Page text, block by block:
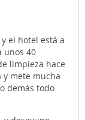
el hotel está a
unos 40
limpieza hace
y mete mucha
demás todo